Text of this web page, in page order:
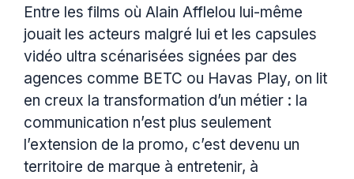
Entre les films où Alain Afflelou lui-même
jouait les acteurs malgré lui et les capsules
vidéo ultra scénarisées signées par des
agences comme BETC ou Havas Play, on lit
en creux la transformation d’un métier : la
communication n’est plus seulement
l’extension de la promo, c’est devenu un
territoire de marque à entretenir, à